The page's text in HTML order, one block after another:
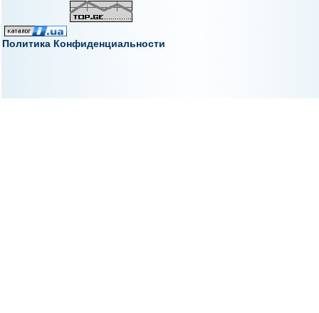
Политика Конфиденциальности